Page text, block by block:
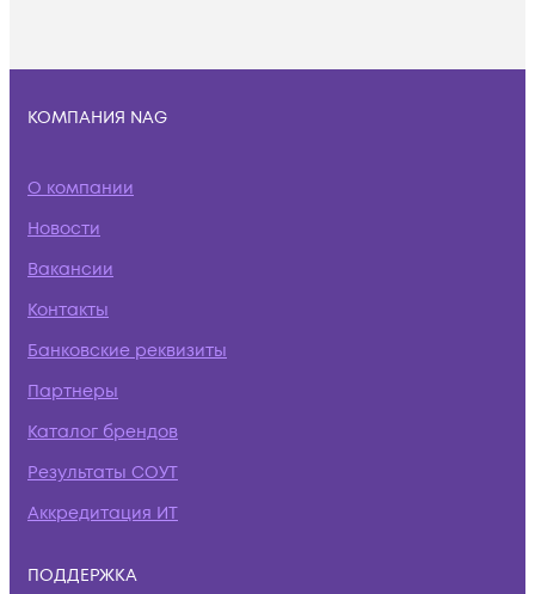
КОМПАНИЯ NAG
О компании
Новости
Вакансии
Контакты
Банковские реквизиты
Партнеры
Каталог брендов
Результаты СОУТ
Аккредитация ИТ
ПОДДЕРЖКА